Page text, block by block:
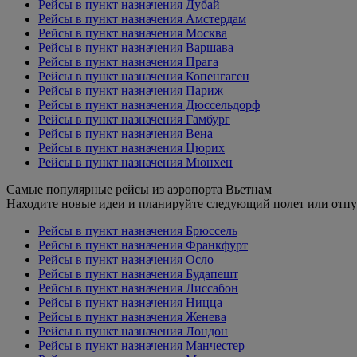
Рейсы в пункт назначения Дубай
Рейсы в пункт назначения Амстердам
Рейсы в пункт назначения Москва
Рейсы в пункт назначения Варшава
Рейсы в пункт назначения Прага
Рейсы в пункт назначения Копенгаген
Рейсы в пункт назначения Париж
Рейсы в пункт назначения Дюссельдорф
Рейсы в пункт назначения Гамбург
Рейсы в пункт назначения Вена
Рейсы в пункт назначения Цюрих
Рейсы в пункт назначения Мюнхен
Самые популярные рейсы из аэропорта Вьетнам
Находите новые идеи и планируйте следующий полет или
Рейсы в пункт назначения Брюссель
Рейсы в пункт назначения Франкфурт
Рейсы в пункт назначения Осло
Рейсы в пункт назначения Будапешт
Рейсы в пункт назначения Лиссабон
Рейсы в пункт назначения Ницца
Рейсы в пункт назначения Женева
Рейсы в пункт назначения Лондон
Рейсы в пункт назначения Манчестер